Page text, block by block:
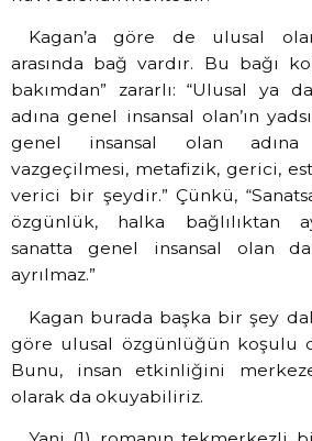
Kagan’a göre de ulusal
arasında bağ vardır. Bu bağı
bakımdan” zararlı: “Ulusal ya
adına genel insansal olan’ın
genel insansal olan adına
vazgeçilmesi, metafizik, gerici,
verici bir şeydir.” Çünkü,
özgünlük, halka bağlılıktan
sanatta genel insansal olan
ayrılmaz.”
Kagan burada başka bir şey
göre ulusal özgünlüğün koşulu
Bunu, insan etkinliğini
olarak da okuyabiliriz.